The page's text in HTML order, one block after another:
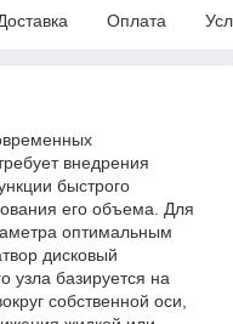
Оплата
внедрения
быстрого
его объема. Для
оптимальным
дисковый
узла базируется на
собственной оси,